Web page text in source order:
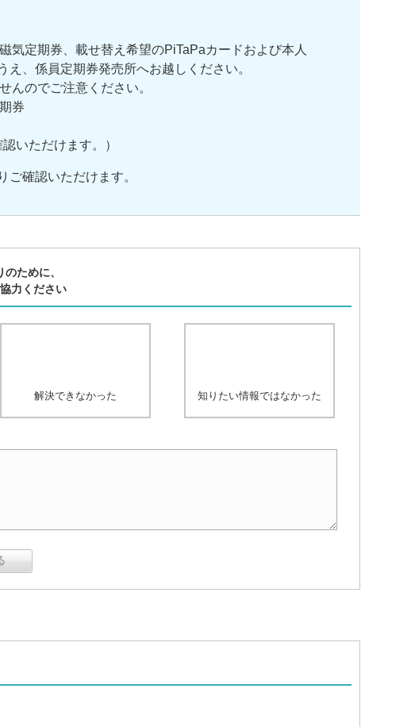
定期券、載せ替え希望のPiTaPaカードおよび本人
、係員定期券発売所へお越しください。
んのでご注意ください。
券
いただけます。）
ご確認いただけます。
ために、
力ください
解決できなかった 知りたい情報ではなかった